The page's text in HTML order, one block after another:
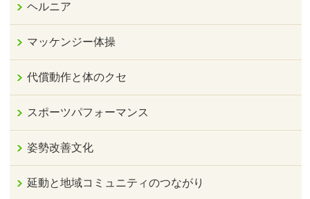
ヘルニア
マッケンジー体操
代償動作と体のクセ
スポーツパフォーマンス
姿勢改善文化
延動と地域コミュニティのつながり